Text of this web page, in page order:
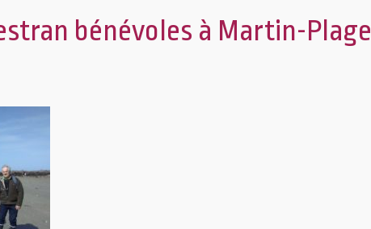
bénévoles à Martin-Plage